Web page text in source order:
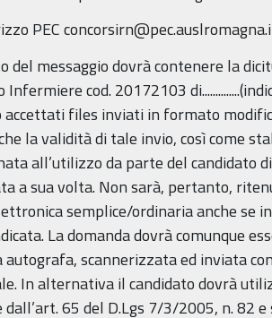
PEC
del messaggio dovrà contenere la
Infermiere cod. 20172103
accettati files inviati in formato
la validità di tale invio, così come
all’utilizzo da parte del candidato
a sua volta. Non sarà, pertanto,
semplice/ordinaria anche se
La domanda dovrà comunque
autografa, scannerizzata ed inviata
In alternativa il candidato dovrà
65 del D.Lgs 7/3/2005, n. 82 e